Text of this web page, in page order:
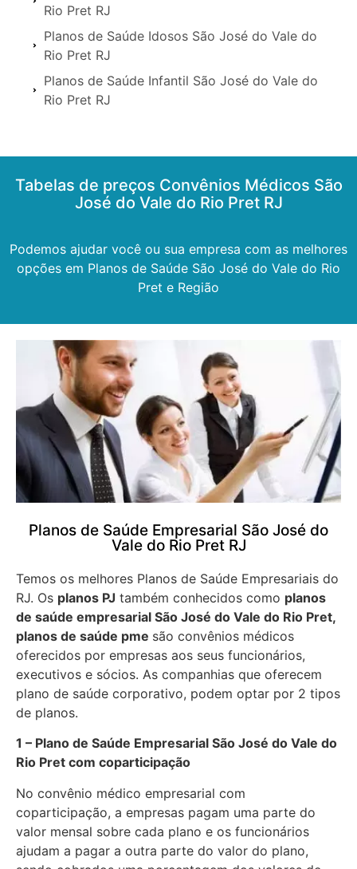
Rio Pret RJ
Planos de Saúde Idosos São José do Vale do
Rio Pret RJ
Planos de Saúde Infantil São José do Vale do
Rio Pret RJ
Tabelas de preços Convênios Médicos São
José do Vale do Rio Pret RJ
Podemos ajudar você ou sua empresa com as melhores
opções em Planos de Saúde São José do Vale do Rio
Pret e Região
Planos de Saúde Empresarial São José do
Vale do Rio Pret RJ
Temos os melhores Planos de Saúde Empresariais do
RJ. Os planos PJ também conhecidos como planos
de saúde empresarial São José do Vale do Rio Pret,
planos de saúde pme são convênios médicos
oferecidos por empresas aos seus funcionários,
executivos e sócios. As companhias que oferecem
plano de saúde corporativo, podem optar por 2 tipos
de planos.
1 – Plano de Saúde Empresarial São José do Vale do
Rio Pret com coparticipação
No convênio médico empresarial com
coparticipação, a empresas pagam uma parte do
valor mensal sobre cada plano e os funcionários
ajudam a pagar a outra parte do valor do plano,